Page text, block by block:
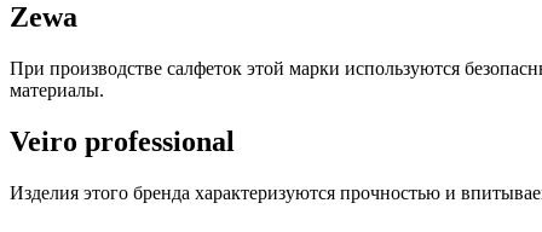
Zewa
При производстве салфеток этой марки используются
материалы.
Veiro professional
Изделия этого бренда характеризуются прочностью и